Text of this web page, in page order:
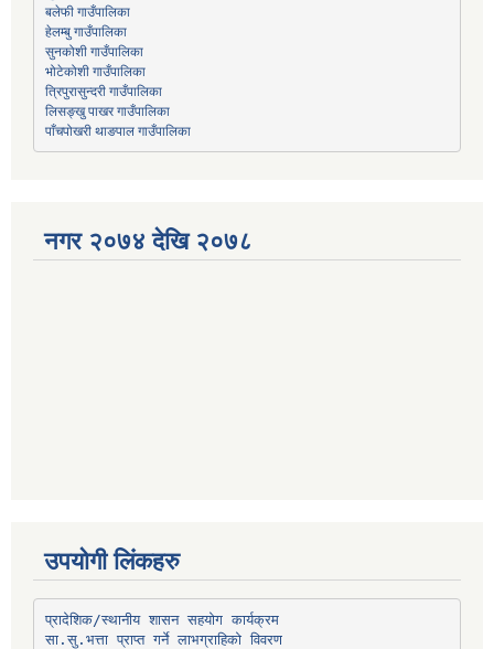
बलेफी गाउँपालिका
हेलम्बु गाउँपालिका
सुनकोशी गाउँपालिका
भोटेकोशी गाउँपालिका
त्रिपुरासुन्दरी गाउँपालिका
लिसङ्खु पाखर गाउँपालिका
पाँचपोखरी थाङपाल गाउँपालिका
नगर २०७४ देखि २०७८
उपयोगी लिंकहरु
प्रादेशिक/स्थानीय शासन सहयोग कार्यक्रम
सा.सु.भत्ता प्राप्त गर्ने लाभग्राहिको विवरण